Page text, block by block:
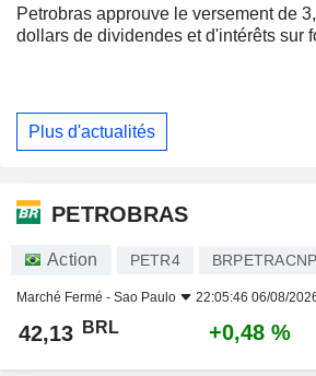
Petrobras approuve le versement de
dollars de dividendes et d'intérêts sur
Plus d'actualités
PETROBRAS
Action PETR4
Marché Fermé - Sao Paulo 22:05:46 06/08/
42,13 BRL +0,48 %